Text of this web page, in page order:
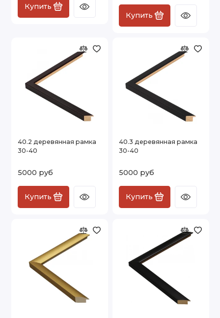
Купить
Купить
40.2 деревянная рамка
30-40
5000 руб
Купить
40.3 деревянная рамка
30-40
5000 руб
Купить